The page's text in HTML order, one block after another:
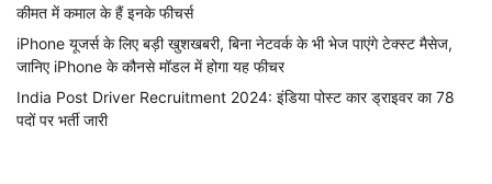
कीमत में कमाल के हैं इनके फीचर्स
iPhone यूजर्स के लिए बड़ी खुशखबरी, बिना नेटवर्क के भी भेज पाएंगे टेक्स्ट मैसेज,
जानिए iPhone के कौनसे मॉडल में होगा यह फीचर
India Post Driver Recruitment 2024: इंडिया पोस्ट कार ड्राइवर का 78
पदों पर भर्ती जारी